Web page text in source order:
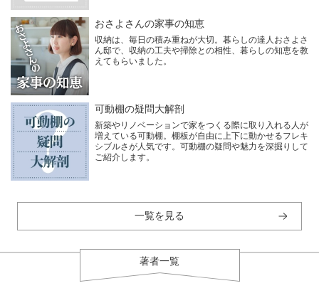
おさよさんの家事の知恵
収納は、毎日の積み重ねが大切。暮らしの達人おさよさ
ん邸で、収納の工夫や掃除との相性、暮らしの知恵を教
えてもらいました。
可動棚の疑問大解剖
新築やリノベーションで家をつくる際に取り入れる人が
増えている可動棚。棚板が自由に上下に動かせるフレキ
シブルさが人気です。可動棚の疑問や魅力を深掘りして
ご紹介します。
一覧を見る
著者一覧